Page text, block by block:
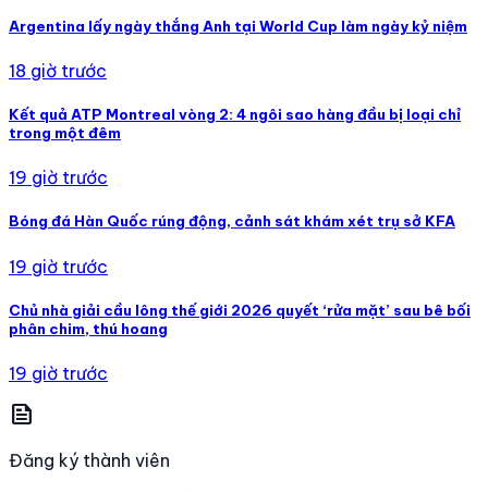
Argentina lấy ngày thắng Anh tại World Cup làm ngày kỷ niệm
18 giờ trước
Kết quả ATP Montreal vòng 2: 4 ngôi sao hàng đầu bị loại chỉ
trong một đêm
19 giờ trước
Bóng đá Hàn Quốc rúng động, cảnh sát khám xét trụ sở KFA
19 giờ trước
Chủ nhà giải cầu lông thế giới 2026 quyết ‘rửa mặt’ sau bê bối
phân chim, thú hoang
19 giờ trước
news
Đăng ký thành viên